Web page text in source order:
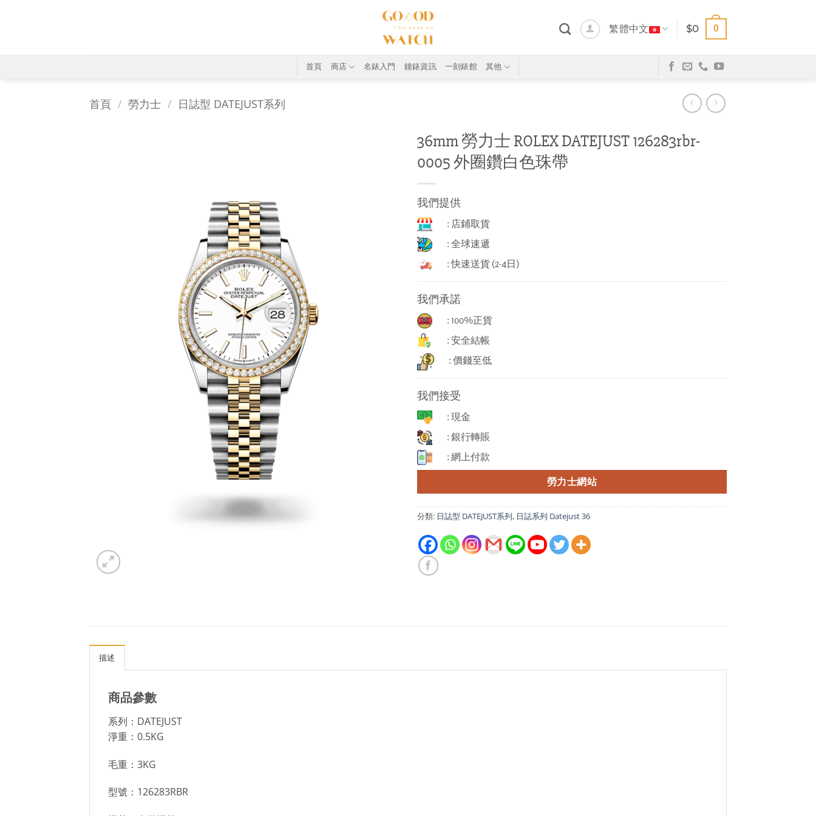
繁體中文 $0 0
首頁 商店 名錶入門 鐘錶資訊 一刻錶館 其他
首頁 / 勞力士 / 日誌型 DATEJUST系列
36mm 勞力士 ROLEX DATEJUST 126283rbr-
0005 外圈鑽白色珠帶
我們提供
: 店鋪取貨
: 全球速遞
: 快速送貨 (2-4日)
我們承諾
: 100%正貨
: 安全結帳
: 價錢至低
我們接受
: 現金
: 銀行轉賬
: 網上付款
勞力士網站
分類: 日誌型 DATEJUST系列, 日誌系列 Datejust 36
描述
商品參數
系列：DATEJUST
淨重：0.5KG
毛重：3KG
型號：126283RBR